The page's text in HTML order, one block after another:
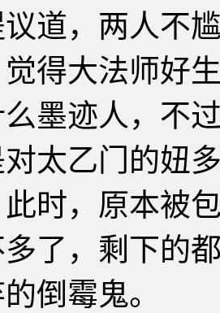
议道，两人不
得大法师好
墨迹人，不
太乙门的妞
，原本被包
了，剩下的
倒霉鬼。